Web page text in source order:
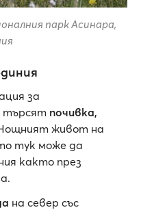
парк Асинара,
за
търсят почивка,
живот на
тук може да
както през
на север със